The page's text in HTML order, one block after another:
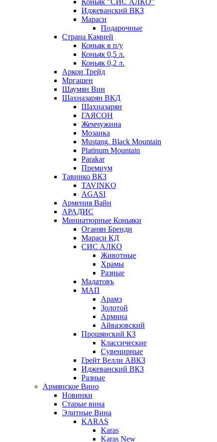
Коньяк "СИС АЛКО"
Иджеванский ВКЗ
Мараси
Подарочные
Страна Камней
Коньяк в п/у
Коньяк 0,5 л.
Коньяк 0,2 л.
Аркон Трейд
Мргашен
Шаумян Вин
Шахназарян ВКД
Шахназарян
ГАЯСОН
Жемчужина
Мозаика
Mustang. Black Mountain
Platinum Mountain
Parakar
Премиум
Тавинко ВКЗ
TAVINKO
AGASI
Армения Вайн
АРАДИС
Миниатюрные Коньяки
Оганян Бренди
Мараси КД
СИС АЛКО
Животные
Храмы
Разные
Мадатовъ
МАП
Арамэ
Золотой
Армина
Айвазовский
Прошянский КЗ
Классические
Сувенирные
Грейт Велли АВКЗ
Иджеванский ВКЗ
Разные
Армянское Вино
Новинки
Старые вина
Элитные Вина
KARAS
Karas
Karas New